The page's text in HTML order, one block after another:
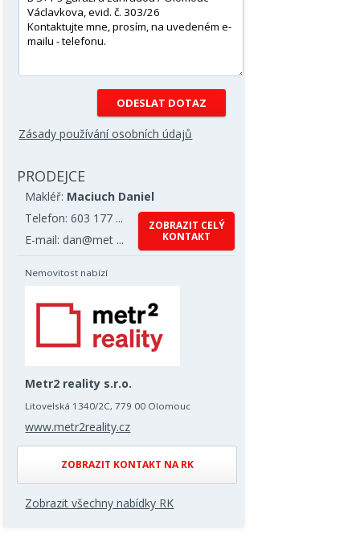
Zásady používání osobních údajů
PRODEJCE
Makléř: Maciuch Daniel
Telefon: 603 177 ...
E-mail: dan@met ...
ZOBRAZIT CELÝ
KONTAKT
Nemovitost nabízí
Metr2 reality s.r.o.
Litovelská 1340/2C, 779 00 Olomouc
www.metr2reality.cz
ZOBRAZIT KONTAKT NA RK
Zobrazit všechny nabídky RK